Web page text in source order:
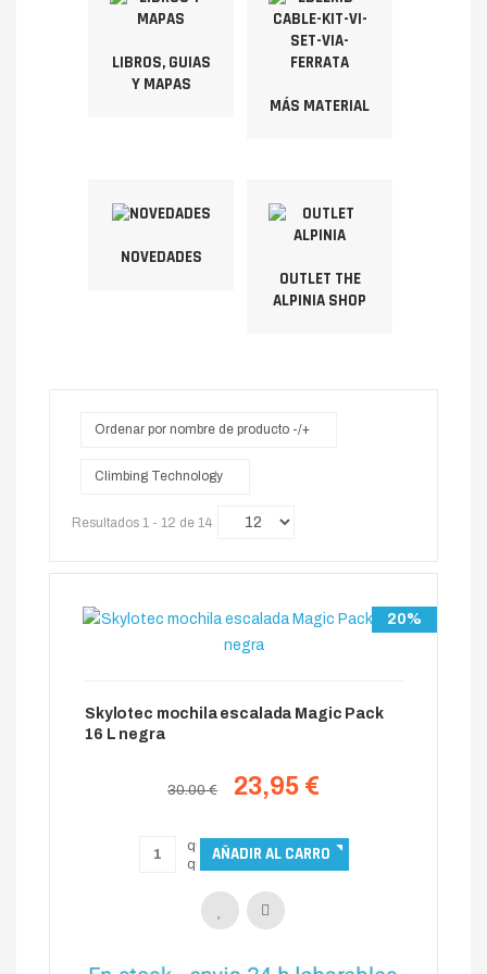
LIBROS, GUIAS
Y MAPAS
MÁS MATERIAL
NOVEDADES
OUTLET THE
ALPINIA SHOP
Ordenar por nombre de producto -/+
Climbing Technology
Resultados 1 - 12 de 14
20%
Skylotec mochila escalada Magic Pack
16 L negra
30.00 € 23,95 €